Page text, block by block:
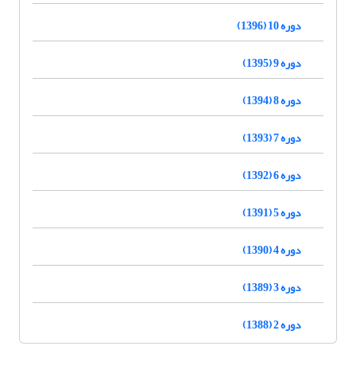
دوره 10 (1396)
دوره 9 (1395)
دوره 8 (1394)
دوره 7 (1393)
دوره 6 (1392)
دوره 5 (1391)
دوره 4 (1390)
دوره 3 (1389)
دوره 2 (1388)